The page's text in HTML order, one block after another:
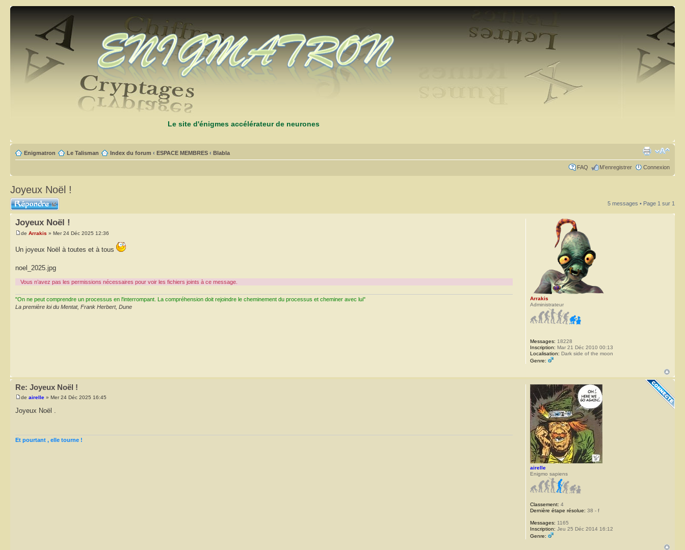
Le site d'énigmes accélérateur de neurones
Enigmatron Le Talisman Index du forum ‹ ESPACE MEMBRES ‹ Blabla
FAQ M’enregistrer Connexion
Joyeux Noël !
Répondre 5 messages • Page 1 sur 1
Joyeux Noël !
de Arrakis » Mer 24 Déc 2025 12:36
Un joyeux Noël à toutes et à tous
noel_2025.jpg
Vous n’avez pas les permissions nécessaires pour voir les fichiers joints à ce message.
"On ne peut comprendre un processus en l'interrompant. La compréhension doit rejoindre le cheminement du processus et cheminer avec lui"
La première loi du Mentat, Frank Herbert, Dune
Arrakis
Administrateur
Messages: 18228
Inscription: Mar 21 Déc 2010 00:13
Localisation: Dark side of the moon
Genre:
Re: Joyeux Noël !
de airelle » Mer 24 Déc 2025 16:45
Joyeux Noël .
Et pourtant , elle tourne !
airelle
Enigmo sapiens
Classement: 4
Dernière étape résolue: 38 - f
Messages: 1165
Inscription: Jeu 25 Déc 2014 16:12
Genre: